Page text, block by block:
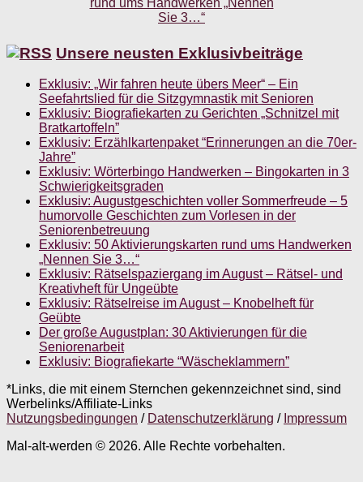
Unsere neusten Exklusivbeiträge
Exklusiv: „Wir fahren heute übers Meer“ – Ein
Seefahrtslied für die Sitzgymnastik mit Senioren
Exklusiv: Biografiekarten zu Gerichten „Schnitzel mit
Bratkartoffeln”
Exklusiv: Erzählkartenpaket “Erinnerungen an die 70er-
Jahre”
Exklusiv: Wörterbingo Handwerken – Bingokarten in 3
Schwierigkeitsgraden
Exklusiv: Augustgeschichten voller Sommerfreude – 5
humorvolle Geschichten zum Vorlesen in der
Seniorenbetreuung
Exklusiv: 50 Aktivierungskarten rund ums Handwerken
„Nennen Sie 3…“
Exklusiv: Rätselspaziergang im August – Rätsel- und
Kreativheft für Ungeübte
Exklusiv: Rätselreise im August – Knobelheft für
Geübte
Der große Augustplan: 30 Aktivierungen für die
Seniorenarbeit
Exklusiv: Biografiekarte “Wäscheklammern”
*Links, die mit einem Sternchen gekennzeichnet sind, sind
Werbelinks/Affiliate-Links
Nutzungsbedingungen / Datenschutzerklärung / Impressum
Mal-alt-werden © 2026. Alle Rechte vorbehalten.